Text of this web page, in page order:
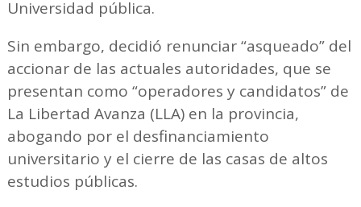
Universidad pública.
Sin embargo, decidió renunciar “asqueado” del
accionar de las actuales autoridades, que se
presentan como “operadores y candidatos” de
La Libertad Avanza (LLA) en la provincia,
abogando por el desfinanciamiento
universitario y el cierre de las casas de altos
estudios públicas.